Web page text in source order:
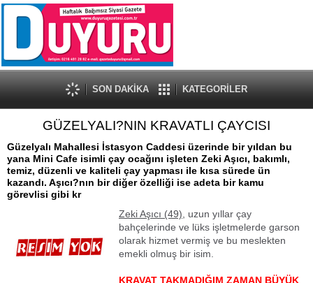
SON DAKİKA KATEGORİLER
GÜZELYALI?NIN KRAVATLI ÇAYCISI
Güzelyalı Mahallesi İstasyon Caddesi üzerinde bir yıldan bu
yana Mini Cafe isimli çay ocağını işleten Zeki Aşıcı, bakımlı,
temiz, düzenli ve kaliteli çay yapması ile kısa sürede ün
kazandı. Aşıcı?nın bir diğer özelliği ise adeta bir kamu
görevlisi gibi kr
Zeki Aşıcı (49),
uzun yıllar çay
bahçelerinde ve lüks işletmelerde garson
olarak hizmet vermiş ve bu meslekten
emekli olmuş bir isim.
KRAVAT TAKMADIĞIM ZAMAN BÜYÜK